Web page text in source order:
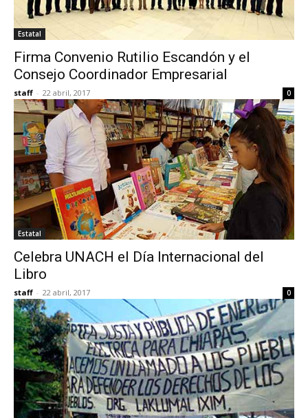
Estatal
Firma Convenio Rutilio Escandón y el
Consejo Coordinador Empresarial
staff - 22 abril, 2017 0
Estatal
Celebra UNACH el Día Internacional del
Libro
staff - 22 abril, 2017 0